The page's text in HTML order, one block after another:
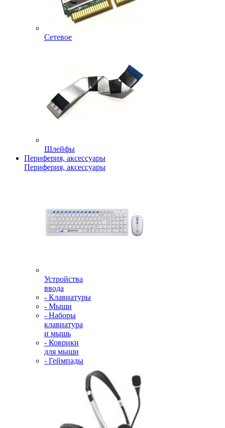
Сетевое
Шлейфы
Периферия, аксессуары
Периферия, аксессуары
Устройства
ввода
- Клавиатуры
- Мыши
- Наборы
клавиатура
и мышь
- Коврики
для мыши
- Геймпады